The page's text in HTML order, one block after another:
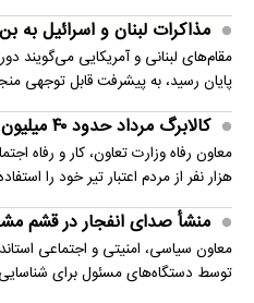
مذاکرات لبنان و اسرائیل به
مقام‌های لبنانی و آمریکایی می‌گویند
پایان رسید، به پیشرفت قابل توجهی
کالابرگ مرداد حدود ۴۰‌ میلیون نفر شارژ شد
هزار نفر از مردم اعتبار تیر خود را
منشأ صدای انفجار در قشم
معاون سیاسی، امنیتی و اجتماعی
توسط دستگاه‌های مسئول برای